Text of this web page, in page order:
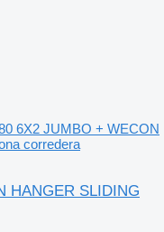
6X2 JUMBO + WECON
corredera
HANGER SLIDING